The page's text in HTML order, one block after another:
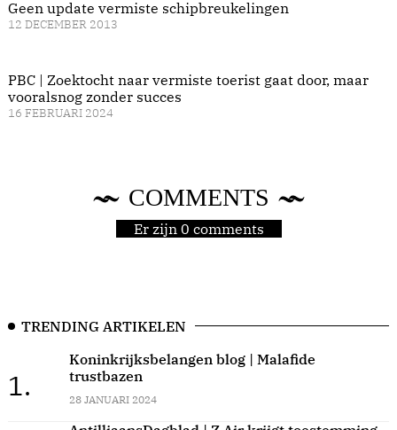
Geen update vermiste schipbreukelingen
12 DECEMBER 2013
PBC | Zoektocht naar vermiste toerist gaat door, maar
vooralsnog zonder succes
16 FEBRUARI 2024
COMMENTS
Er zijn 0 comments
TRENDING ARTIKELEN
1.
Koninkrijksbelangen blog | Malafide
trustbazen
28 JANUARI 2024